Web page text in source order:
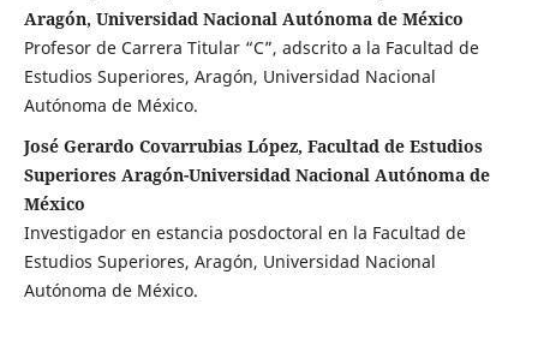
Aragón, Universidad Nacional Autónoma de México
Profesor de Carrera Titular “C”, adscrito a la Facultad de
Estudios Superiores, Aragón, Universidad Nacional
Autónoma de México.
José Gerardo Covarrubias López, Facultad de Estudios
Superiores Aragón-Universidad Nacional Autónoma de
México
Investigador en estancia posdoctoral en la Facultad de
Estudios Superiores, Aragón, Universidad Nacional
Autónoma de México.